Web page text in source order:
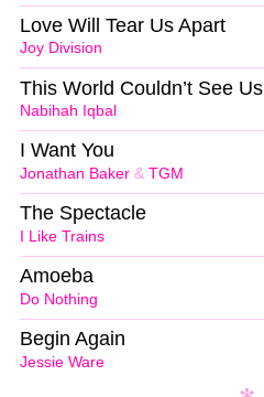
Joy Division
Love Will Tear Us Apart
Nabihah Iqbal
This World Couldn’t See Us
Jonathan Baker & TGM
I Want You
I Like Trains
The Spectacle
Do Nothing
Amoeba
Jessie Ware
Begin Again